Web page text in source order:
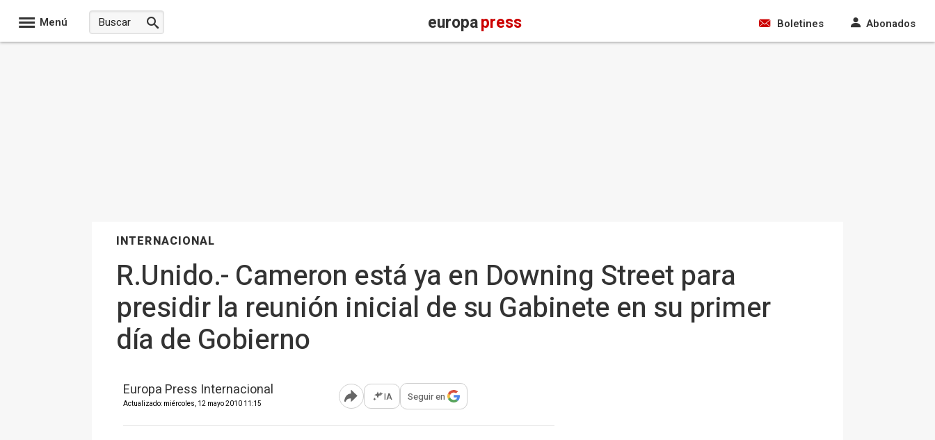
Menú europapress Boletines Abonados
INTERNACIONAL
R.Unido.- Cameron está ya en Downing Street para
presidir la reunión inicial de su Gabinete en su primer
día de Gobierno
Europa Press Internacional
Actualizado: miércoles, 12 mayo 2010 11:15 Abrir opciones para compartir
IA Seguir en